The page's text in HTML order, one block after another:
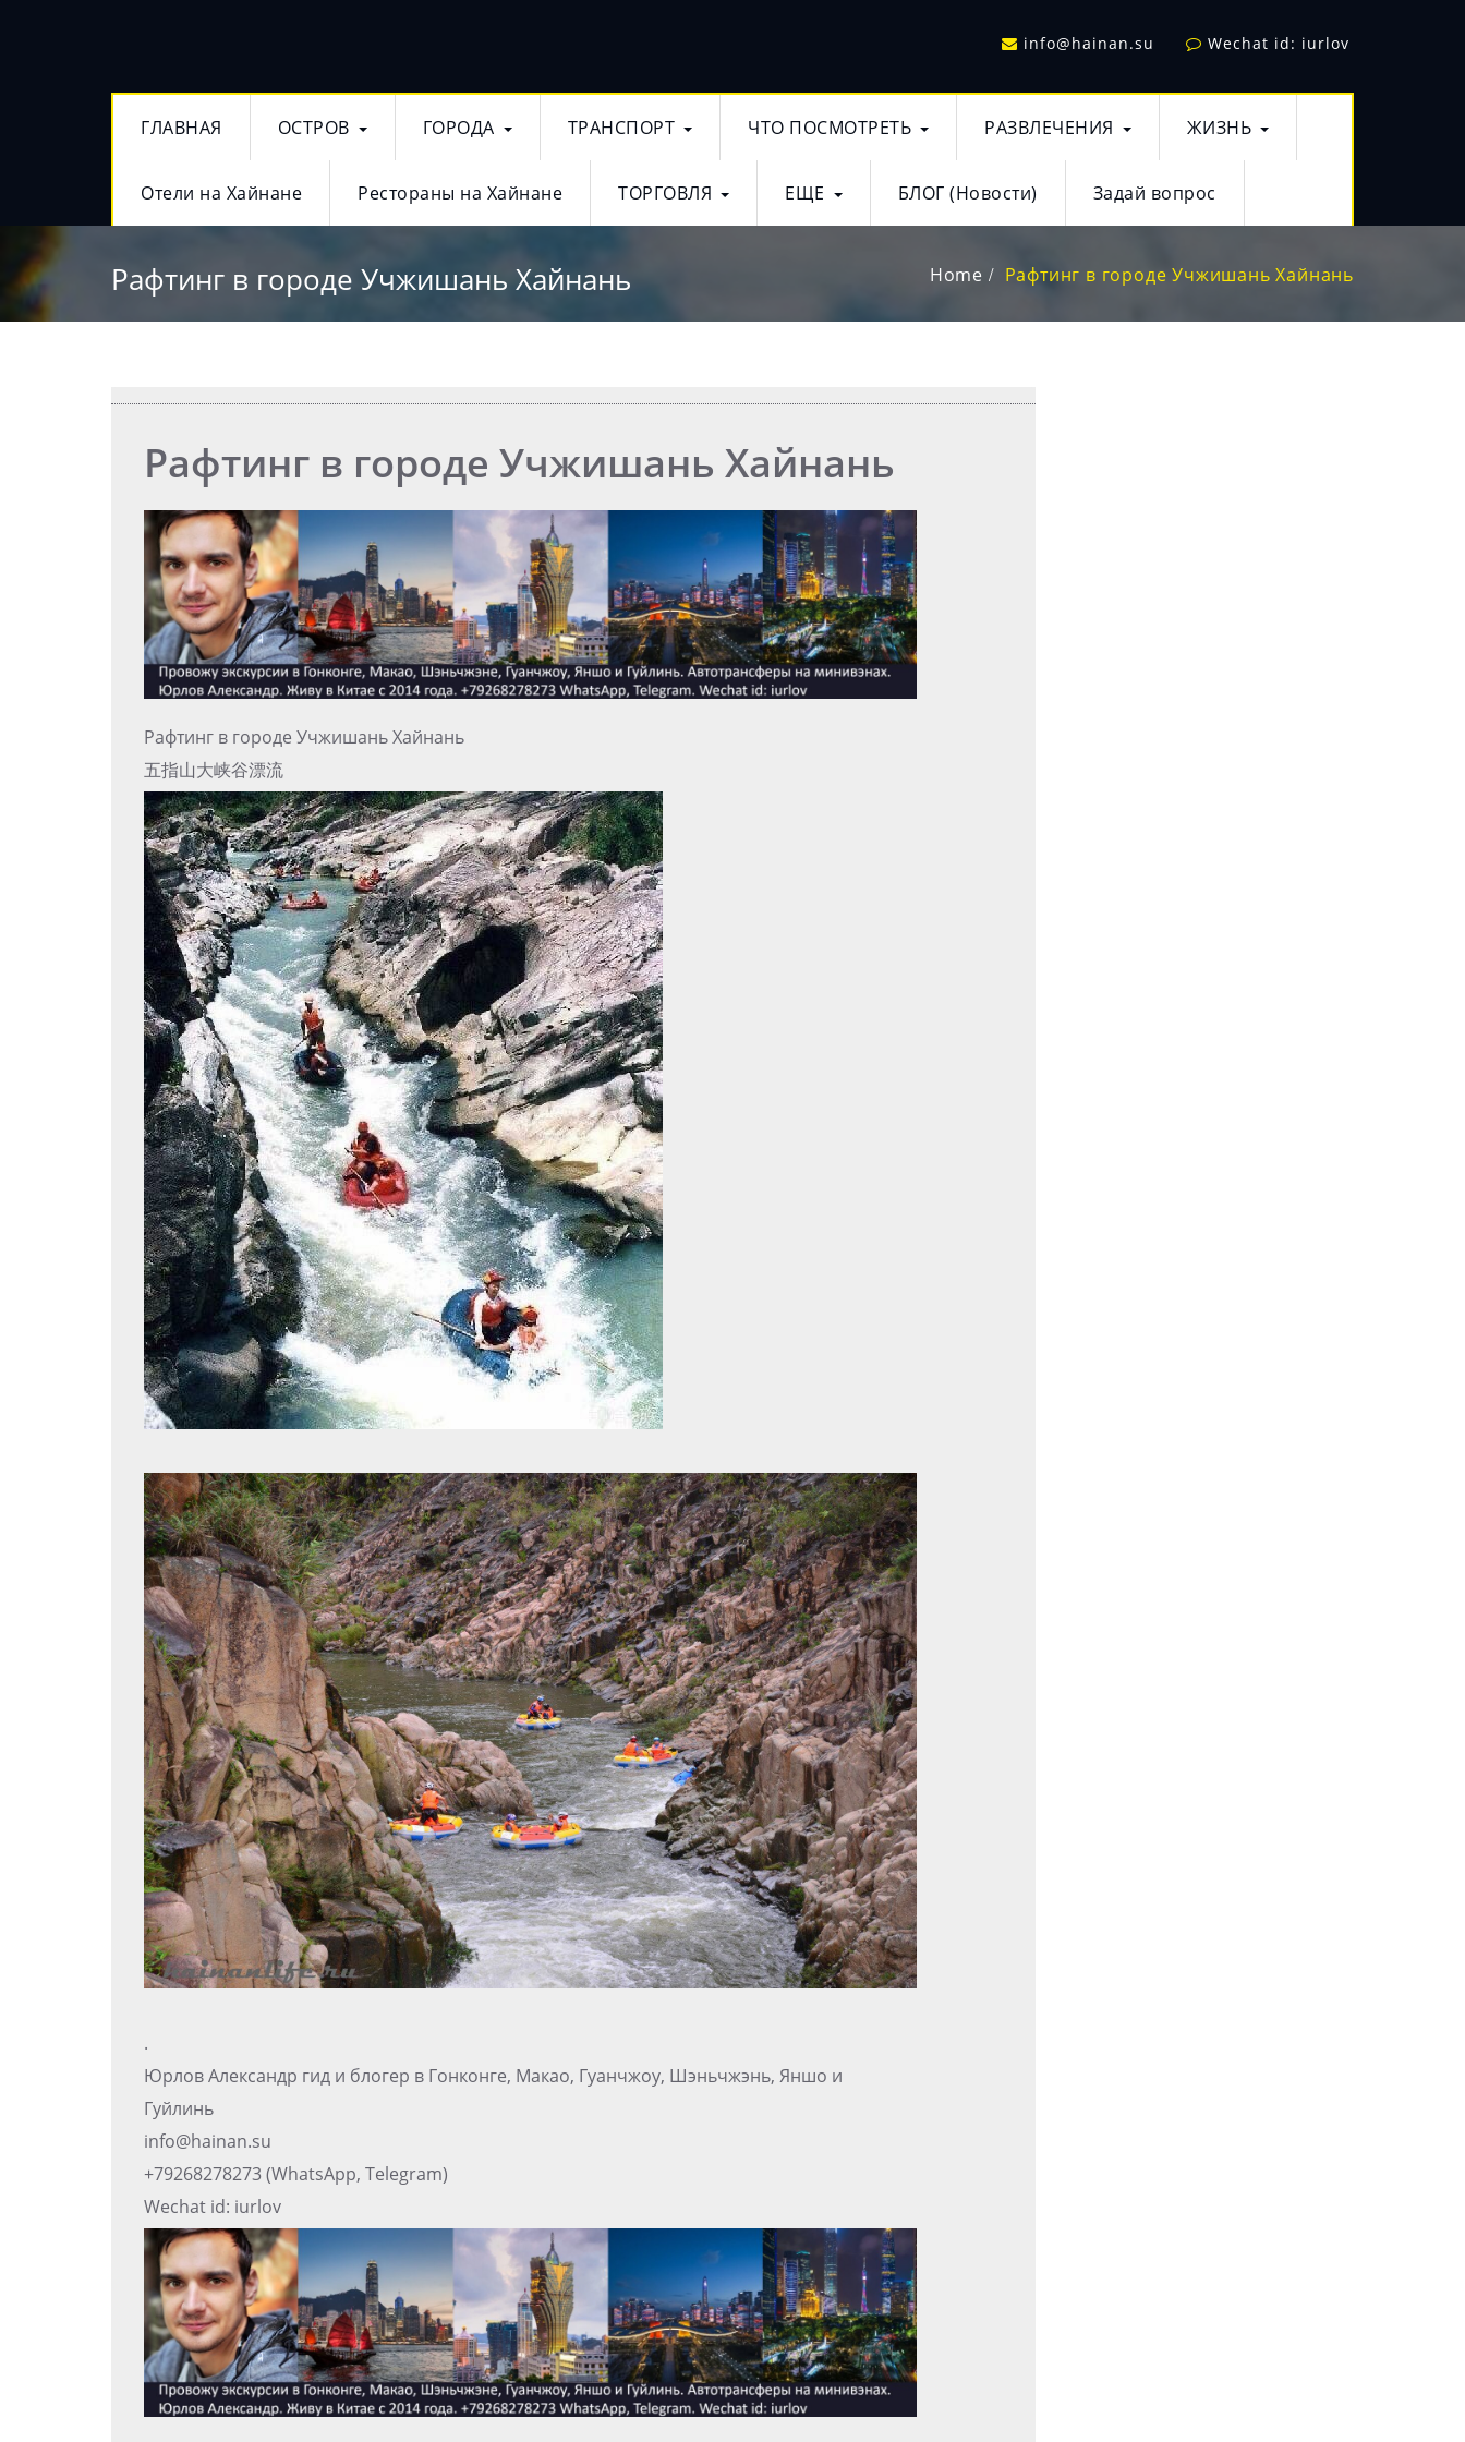
info@hainan.su Wechat id: iurlov
ГЛАВНАЯ ОСТРОВ ГОРОДА ТРАНСПОРТ ЧТО ПОСМОТРЕТЬ РАЗВЛЕЧЕНИЯ ЖИЗНЬ
Отели на Хайнане Рестораны на Хайнане ТОРГОВЛЯ ЕЩЕ БЛОГ (Новости) Задай вопрос
Рафтинг в городе Учжишань Хайнань Home Рафтинг в городе Учжишань Хайнань
Рафтинг в городе Учжишань Хайнань
Рафтинг в городе Учжишань Хайнань
五指山大峡谷漂流
.
Юрлов Александр гид и блогер в Гонконге, Макао, Гуанчжоу, Шэньчжэнь, Яншо и
Гуйлинь
info@hainan.su
+79268278273 (WhatsApp, Telegram)
Wechat id: iurlov